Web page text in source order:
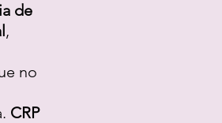
de
,
no
CRP